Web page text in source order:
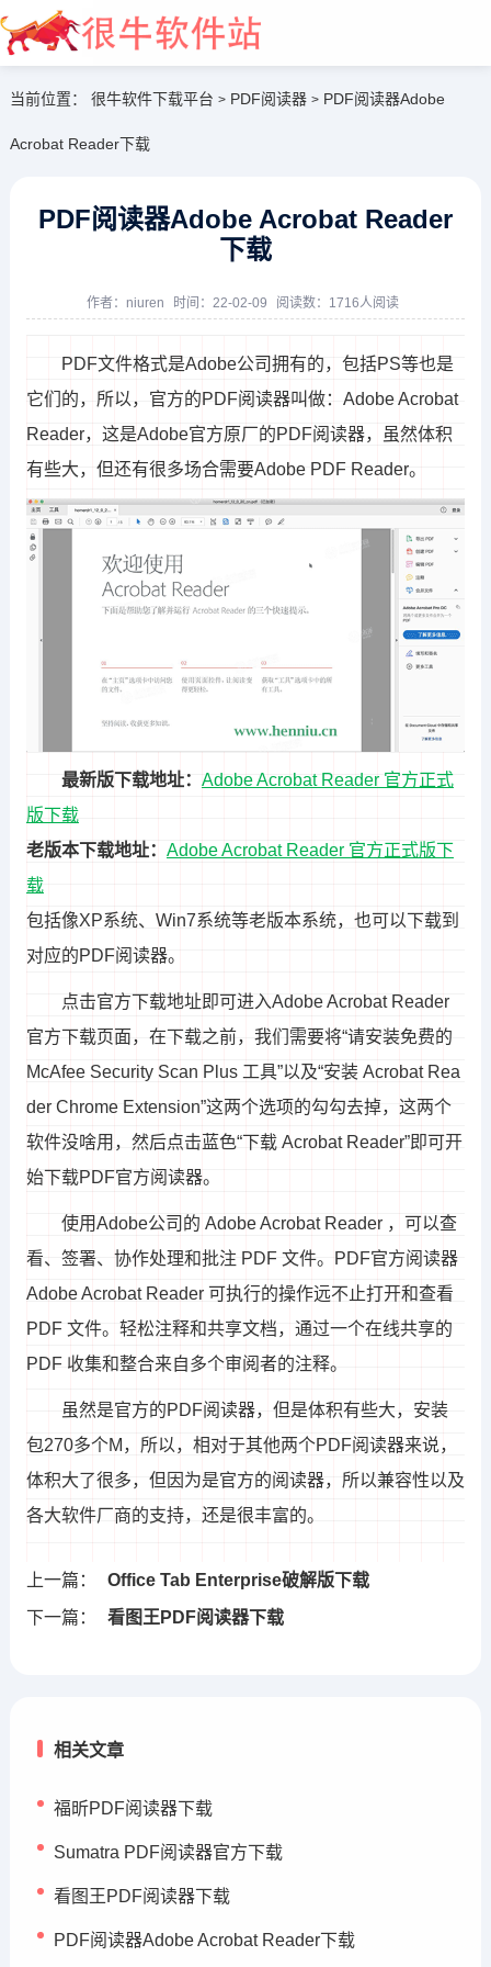
当前位置： 很牛软件下载平台 > PDF阅读器 > PDF阅读器Adobe
Acrobat Reader下载
PDF阅读器Adobe Acrobat Reader
下载
作者： niuren 时间：22-02-09 阅读数：1716人阅读
PDF文件格式是Adobe公司拥有的，包括PS等也是
它们的，所以，官方的PDF阅读器叫做：Adobe Acrobat
Reader，这是Adobe官方原厂的PDF阅读器，虽然体积
有些大，但还有很多场合需要Adobe PDF Reader。
最新版下载地址： Adobe Acrobat Reader 官方正式
版下载
老版本下载地址： Adobe Acrobat Reader 官方正式版下
载
包括像XP系统、Win7系统等老版本系统，也可以下载到
对应的PDF阅读器。
点击官方下载地址即可进入Adobe Acrobat Reader
官方下载页面，在下载之前，我们需要将“请安装免费的
McAfee Security Scan Plus 工具”以及“安装 Acrobat Rea
der Chrome Extension”这两个选项的勾勾去掉，这两个
软件没啥用，然后点击蓝色“下载 Acrobat Reader”即可开
始下载PDF官方阅读器。
使用Adobe公司的 Adobe Acrobat Reader ，可以查
看、签署、协作处理和批注 PDF 文件。PDF官方阅读器
Adobe Acrobat Reader 可执行的操作远不止打开和查看
PDF 文件。轻松注释和共享文档，通过一个在线共享的
PDF 收集和整合来自多个审阅者的注释。
虽然是官方的PDF阅读器，但是体积有些大，安装
包270多个M，所以，相对于其他两个PDF阅读器来说，
体积大了很多，但因为是官方的阅读器，所以兼容性以及
各大软件厂商的支持，还是很丰富的。
上一篇：
Office Tab Enterprise破解版下载
下一篇：
看图王PDF阅读器下载
相关文章
福昕PDF阅读器下载
Sumatra PDF阅读器官方下载
看图王PDF阅读器下载
PDF阅读器Adobe Acrobat Reader下载